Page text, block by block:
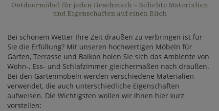
Outdoormöbel für jeden Geschmack – Beliebte Materialien
und Eigenschaften auf einen Blick
Bei schönem Wetter Ihre Zeit draußen zu verbringen ist für
Sie die Erfüllung? Mit unseren hochwertigen Möbeln für
Garten, Terrasse und Balkon holen Sie sich das Ambiente von
Wohn-, Ess- und Schlafzimmer gleichermaßen nach draußen.
Bei den Gartenmöbeln werden verschiedene Materialien
verwendet, die auch unterschiedliche Eigenschaften
aufweisen. Die Wichtigsten wollen wir Ihnen hier kurz
vorstellen: